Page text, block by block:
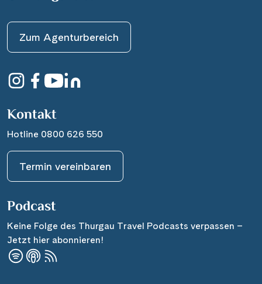
Zum Agenturbereich
Kontakt
Hotline 0800 626 550
Termin vereinbaren
Podcast
Keine Folge des Thurgau Travel Podcasts verpassen –
Jetzt hier abonnieren!